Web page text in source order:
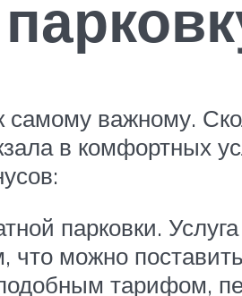
важному.
в комфортных
парковки.
что можно
тарифом,